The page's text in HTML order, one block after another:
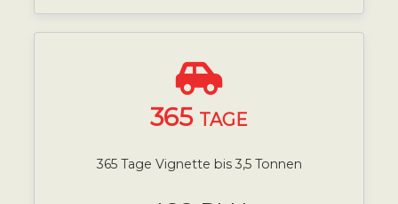
365 TAGE
365 Tage Vignette bis 3,5 Tonnen